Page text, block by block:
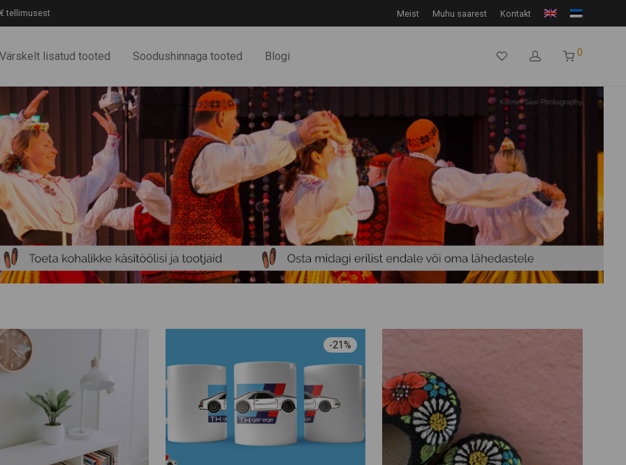
tellimusest Meist Muhu saarest Kontakt
Värskelt lisatud tooted Soodushinnaga tooted Blogi 0
-21%